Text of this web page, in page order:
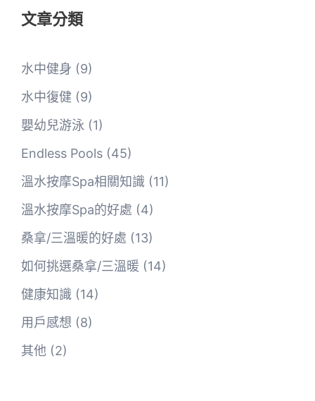
文章分類
水中健身 (9)
水中復健 (9)
嬰幼兒游泳 (1)
Endless Pools (45)
溫水按摩Spa相關知識 (11)
溫水按摩Spa的好處 (4)
桑拿/三溫暖的好處 (13)
如何挑選桑拿/三溫暖 (14)
健康知識 (14)
用戶感想 (8)
其他 (2)